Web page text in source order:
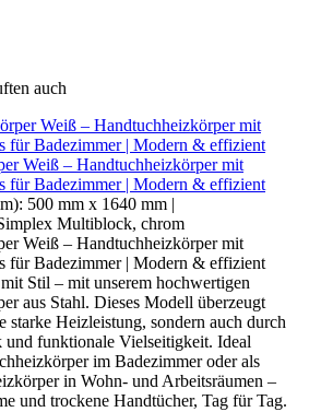
auch
Weiß – Handtuchheizkörper mit
für Badezimmer | Modern & effizient
500 mm x 1640 mm |
Multiblock, chrom
Weiß – Handtuchheizkörper mit
für Badezimmer | Modern & effizient
Stil – mit unserem hochwertigen
aus Stahl. Dieses Modell überzeugt
starke Heizleistung, sondern auch durch
und funktionale Vielseitigkeit. Ideal
im Badezimmer oder als
in Wohn- und Arbeitsräumen –
und trockene Handtücher, Tag für Tag.